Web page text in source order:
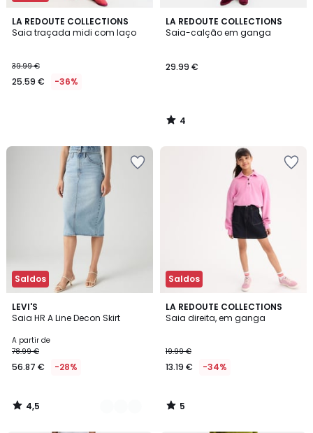
LA REDOUTE COLLECTIONS
Saia traçada midi com laço
39.99 €
25.59 € -36%
LA REDOUTE COLLECTIONS
Saia-calção em ganga
29.99 €
4
/
4
/
Saldos
LEVI'S
Saia HR A Line Decon Skirt
A partir de
78.99 €
56.87 € -28%
4,5
/ 5
2
Cores
4,5
/
Saldos
LA REDOUTE COLLECTIONS
Saia direita, em ganga
19.99 €
13.19 € -34%
5
/
5
/